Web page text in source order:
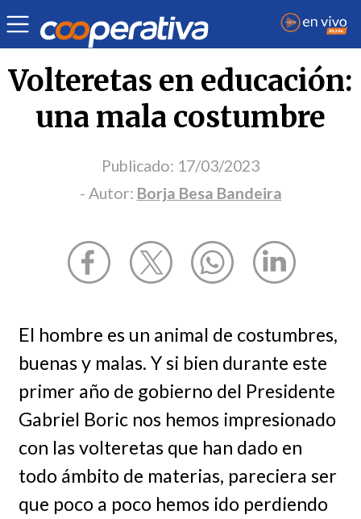
Opinión | Borja Besa Bandeira
Volteretas en educación:
una mala costumbre
Publicado: 17/03/2023
- Autor: Borja Besa Bandeira
El hombre es un animal de costumbres,
buenas y malas. Y si bien durante este
primer año de gobierno del Presidente
Gabriel Boric nos hemos impresionado
con las volteretas que han dado en
todo ámbito de materias, pareciera ser
que poco a poco hemos ido perdiendo